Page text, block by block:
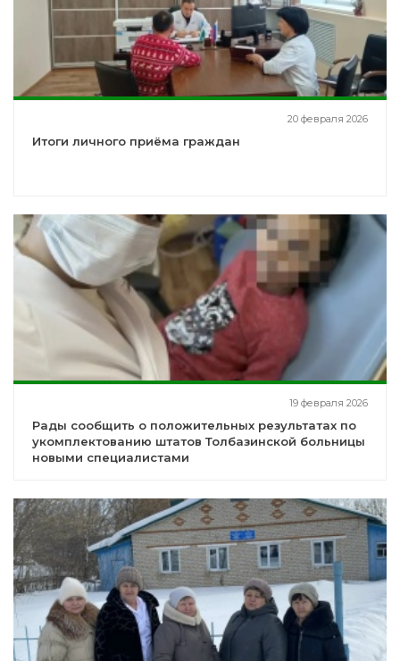
20 февраля 2026
Итоги личного приёма граждан
19 февраля 2026
Рады сообщить о положительных результатах по
укомплектованию штатов Толбазинской больницы
новыми специалистами